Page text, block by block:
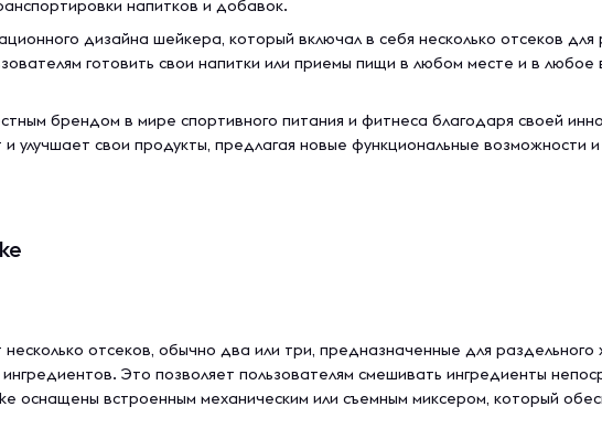
напитков и добавок.
дизайна шейкера, который включал в себя несколько отсеков
готовить свои напитки или приемы пищи в любом месте и в
брендом в мире спортивного питания и фитнеса благодаря своей
улучшает свои продукты, предлагая новые функциональные
отсеков, обычно два или три, предназначенные для раздельного
Это позволяет пользователям смешивать ингредиенты
оснащены встроенным механическим или съемным миксером, который